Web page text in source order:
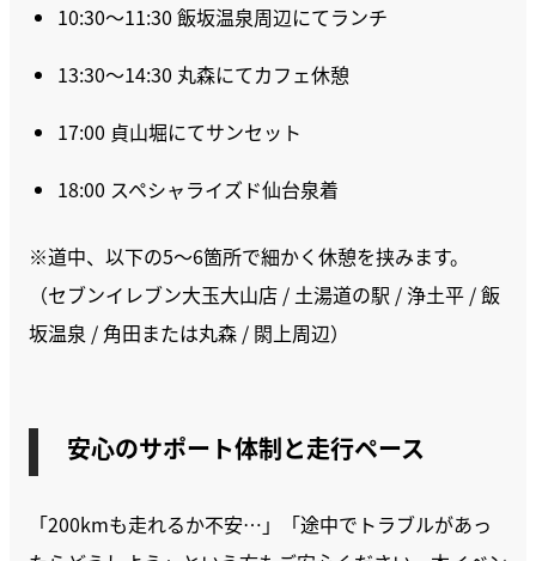
10:30〜11:30 飯坂温泉周辺にてランチ
13:30〜14:30 丸森にてカフェ休憩
17:00 貞山堀にてサンセット
18:00 スペシャライズド仙台泉着
※道中、以下の5〜6箇所で細かく休憩を挟みます。
（セブンイレブン大玉大山店 / 土湯道の駅 / 浄土平 / 飯
坂温泉 / 角田または丸森 / 閖上周辺）
安心のサポート体制と走行ペース
「200kmも走れるか不安…」「途中でトラブルがあっ